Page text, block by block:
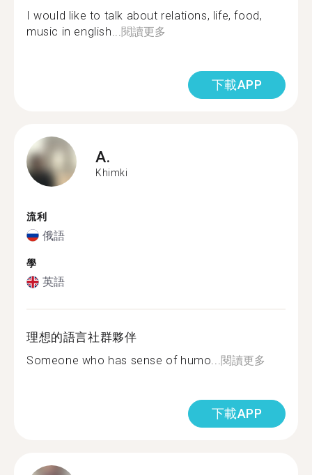
I would like to talk about relations, life, food,
music in english...閱讀更多
下載APP
A.
Khimki
流利
俄語
學
英語
理想的語言社群夥伴
Someone who has sense of humo...閱讀更多
下載APP